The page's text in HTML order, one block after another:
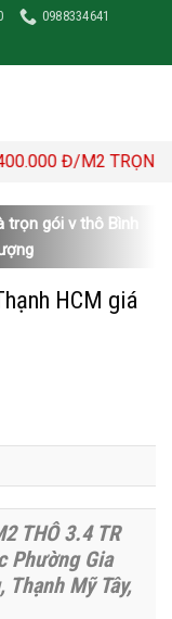
0988334641
GÓI 4,500,000-
trọn gói v thô Bình
HCM giá
THÔ 3.4 TR
Phường Gia
Mỹ Tây,